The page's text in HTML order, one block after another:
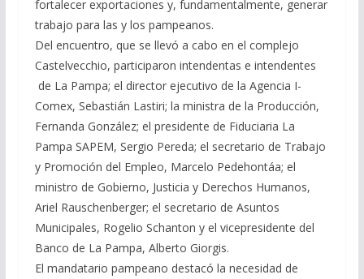
fortalecer exportaciones y, fundamentalmente, generar
trabajo para las y los pampeanos.
Del encuentro, que se llevó a cabo en el complejo
Castelvecchio, participaron intendentas e intendentes
de La Pampa; el director ejecutivo de la Agencia I-
Comex, Sebastián Lastiri; la ministra de la Producción,
Fernanda González; el presidente de Fiduciaria La
Pampa SAPEM, Sergio Pereda; el secretario de Trabajo
y Promoción del Empleo, Marcelo Pedehontáa; el
ministro de Gobierno, Justicia y Derechos Humanos,
Ariel Rauschenberger; el secretario de Asuntos
Municipales, Rogelio Schanton y el vicepresidente del
Banco de La Pampa, Alberto Giorgis.
El mandatario pampeano destacó la necesidad de